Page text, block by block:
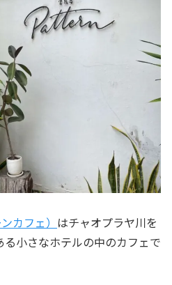
カフェ） はチャオプラヤ川を
小さなホテルの中のカフェで